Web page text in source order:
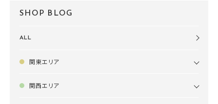
SHOP BLOG
ALL
関東エリア
関西エリア